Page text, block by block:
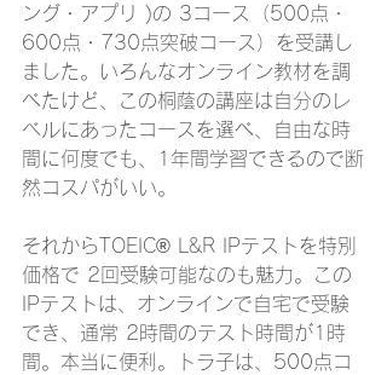
ング・アプリ )の 3コース（500点・
600点・730点突破コース）を受講し
ました。いろんなオンライン教材を調
べたけど、この桐蔭の講座は自分のレ
ベルにあったコースを選べ、自由な時
間に何度でも、1年間学習できるので断
然コスパがいい。
それからTOEIC® L&R IPテストを特別
価格で 2回受験可能なのも魅力。この
IPテストは、オンラインで自宅で受験
でき、通常 2時間のテスト時間が1時
間。本当に便利。トラ子は、500点コ